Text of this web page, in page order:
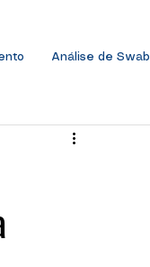
Análise de Swab